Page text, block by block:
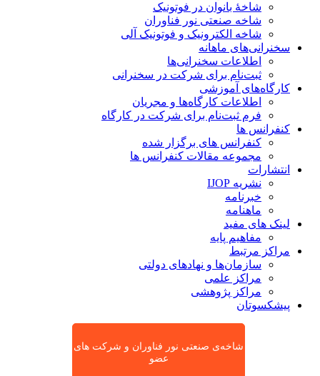
شاخۀ بانوان در فوتونیک
شاخه صنعتی نور فناوران
شاخه‌ الکترونیک و فوتونیک آلی
سخنرانی‌های ماهانه
اطلاعات سخنرانی‌‌ها
ثبت‌نام برای شرکت در سخنرانی
کارگاه‌های آموزشی
اطلاعات کارگاه‌ها و مجریان
فرم ثبت‌نام برای شرکت در کارگاه
کنفرانس ها
کنفرانس های برگزار شده
مجموعه مقالات کنفرانس ها
انتشارات
نشریه IJOP
خبرنامه
ماهنامه
لینک های مفید
مفاهیم پایه
مراکز مرتبط
سازمان‌ها و نهادهای دولتی
مراکز علمی
مراکز پژوهشی
پیشکسوتان
شاخه‌ی صنعتی نور فناوران و شرکت های
عضو